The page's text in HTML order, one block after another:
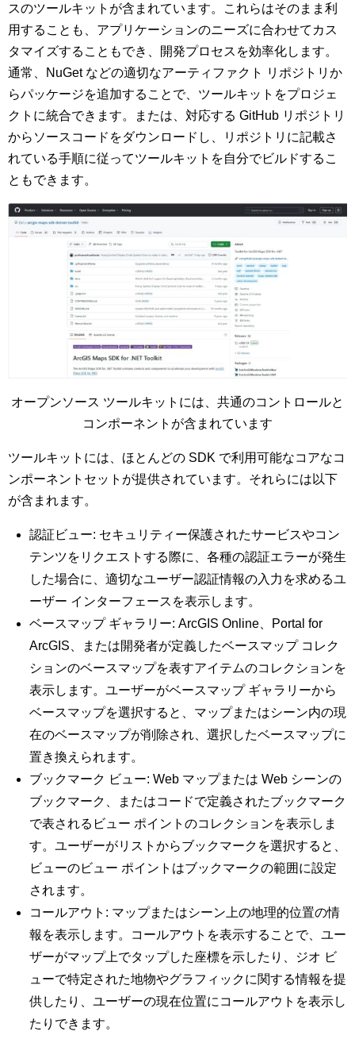
スのツールキットが含まれています。これらはそのまま利
用することも、アプリケーションのニーズに合わせてカス
タマイズすることもでき、開発プロセスを効率化します。
通常、NuGet などの適切なアーティファクト リポジトリか
らパッケージを追加することで、ツールキットをプロジェ
クトに統合できます。または、対応する GitHub リポジトリ
からソースコードをダウンロードし、リポジトリに記載さ
れている手順に従ってツールキットを自分でビルドするこ
ともできます。
オープンソース ツールキットには、共通のコントロールと
コンポーネントが含まれています
ツールキットには、ほとんどの SDK で利用可能なコアなコ
ンポーネントセットが提供されています。それらには以下
が含まれます。
認証ビュー: セキュリティー保護されたサービスやコン
テンツをリクエストする際に、各種の認証エラーが発生
した場合に、適切なユーザー認証情報の入力を求めるユ
ーザー インターフェースを表示します。
ベースマップ ギャラリー: ArcGIS Online、Portal for
ArcGIS、または開発者が定義したベースマップ コレク
ションのベースマップを表すアイテムのコレクションを
表示します。ユーザーがベースマップ ギャラリーから
ベースマップを選択すると、マップまたはシーン内の現
在のベースマップが削除され、選択したベースマップに
置き換えられます。
ブックマーク ビュー: Web マップまたは Web シーンの
ブックマーク、またはコードで定義されたブックマーク
で表されるビュー ポイントのコレクションを表示しま
す。ユーザーがリストからブックマークを選択すると、
ビューのビュー ポイントはブックマークの範囲に設定
されます。
コールアウト: マップまたはシーン上の地理的位置の情
報を表示します。コールアウトを表示することで、ユー
ザーがマップ上でタップした座標を示したり、ジオ ビ
ューで特定された地物やグラフィックに関する情報を提
供したり、ユーザーの現在位置にコールアウトを表示し
たりできます。